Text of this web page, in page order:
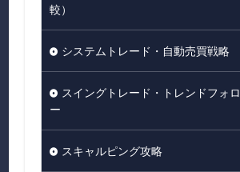
較）
システムトレード・自動売買戦略
スイングトレード・トレンドフォロ
ー
スキャルピング攻略